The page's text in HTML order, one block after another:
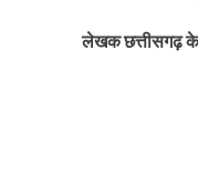
लेखक छत्तीसगढ़ के